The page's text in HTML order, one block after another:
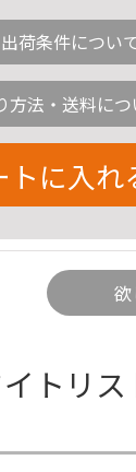
荷条件につい
方法・送料につ
トに入れ
トリス